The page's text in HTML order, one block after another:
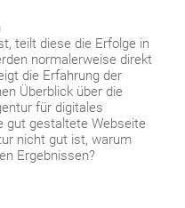
teilt diese die Erfolge in
normalerweise direkt
die Erfahrung der
Überblick über die
für digitales
gut gestaltete Webseite
nicht gut ist, warum
Ergebnissen?